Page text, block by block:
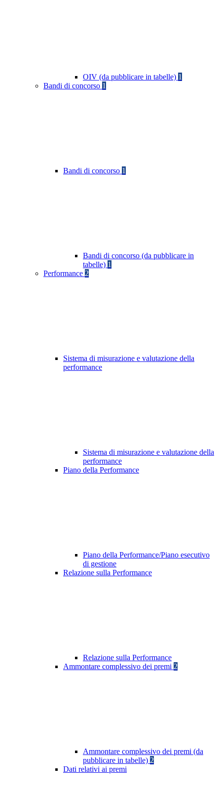
OIV (da pubblicare in tabelle) 1
Bandi di concorso 1
Bandi di concorso 1
Bandi di concorso (da pubblicare in
tabelle) 1
Performance 2
Sistema di misurazione e valutazione della
performance
Sistema di misurazione e valutazione della
performance
Piano della Performance
Piano della Performance/Piano esecutivo
di gestione
Relazione sulla Performance
Relazione sulla Performance
Ammontare complessivo dei premi 2
Ammontare complessivo dei premi (da
pubblicare in tabelle) 2
Dati relativi ai premi